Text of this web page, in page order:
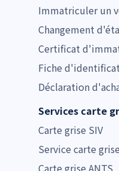
Immatriculer un
Changement
Certificat
Fiche
Déclaration
Services carte
Carte grise SIV
Service carte grise
Carte grise ANTS